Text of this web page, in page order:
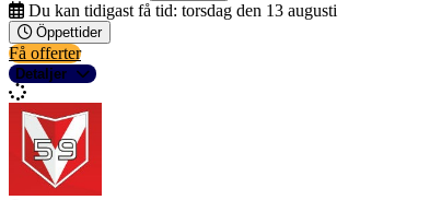
Du kan tidigast få tid: torsdag den 13 augusti
Öppettider
Få offerter
Detaljer